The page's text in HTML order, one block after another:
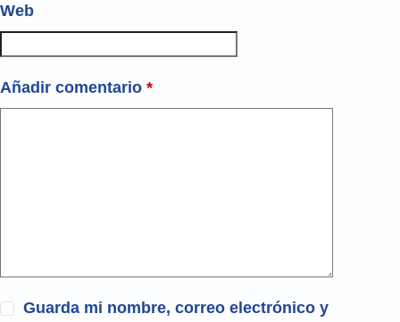
Web
Añadir comentario *
Guarda mi nombre, correo electrónico y